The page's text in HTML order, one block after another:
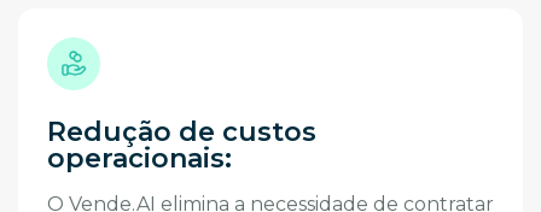
Redução de custos
operacionais:
O Vende.AI elimina a necessidade de contratar